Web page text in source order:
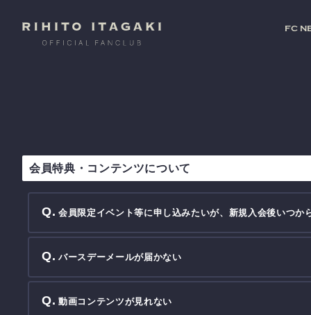
FC
会員特典・コンテンツについて
会員限定イベント等に申し込みたいが、新規入会後いつか
バースデーメールが届かない
動画コンテンツが見れない